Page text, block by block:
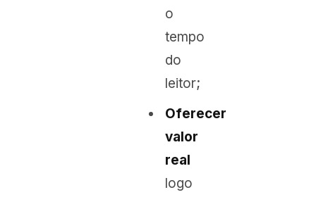
o
tempo
do
leitor;
Oferecer
valor
real
logo